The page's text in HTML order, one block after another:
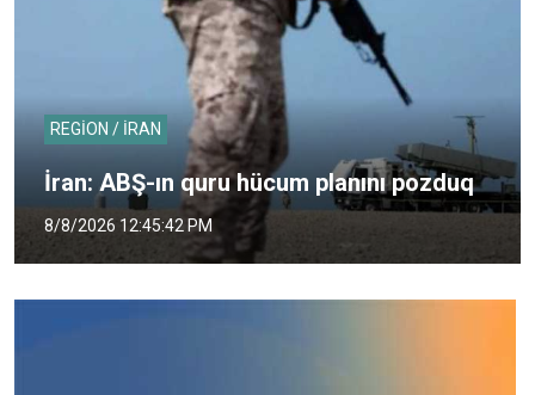
REGİON / İRAN
İran: ABŞ-ın quru hücum planını pozduq
8/8/2026 12:45:42 PM